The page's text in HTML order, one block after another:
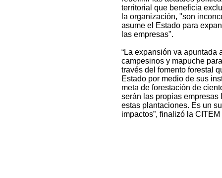
territorial que beneficia
la organización, "son
asume el Estado para
las empresas".
“La expansión va apuntada
campesinos y mapuche
través del fomento forestal
Estado por medio de sus
meta de forestación de
serán las propias
estas plantaciones. Es un
impactos”, finalizó la